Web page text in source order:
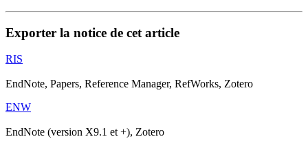
Exporter la notice de cet article
RIS
EndNote, Papers, Reference Manager, RefWorks, Zotero
ENW
EndNote (version X9.1 et +), Zotero